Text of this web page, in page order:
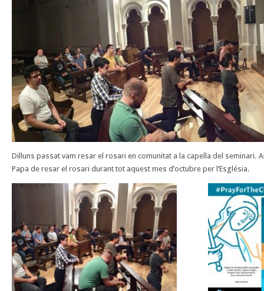
Dilluns passat vam resar el rosari en comunitat a la capella del seminari.
Papa de resar el rosari durant tot aquest mes d’octubre per l’Església.